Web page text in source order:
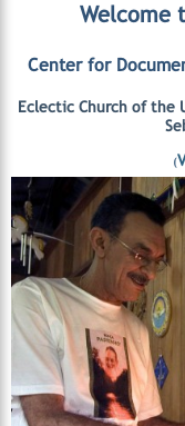
Welcome
Center for
Eclectic Church of the
(